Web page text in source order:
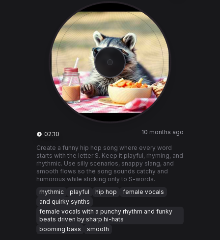
02:10 10 months ago
Create a funny hip hop song where every word
starts with the letter S. Keep it playful, rhyming, and
rhythmic. Use silly scenarios, snappy slang, and
smooth flows so the song sounds catchy and
humorous while sticking only to S-words.
rhythmic
playful hip hop
female vocals
and quirky synths
female vocals with a punchy rhythm and funky
beats driven by sharp hi-hats
booming bass
smooth